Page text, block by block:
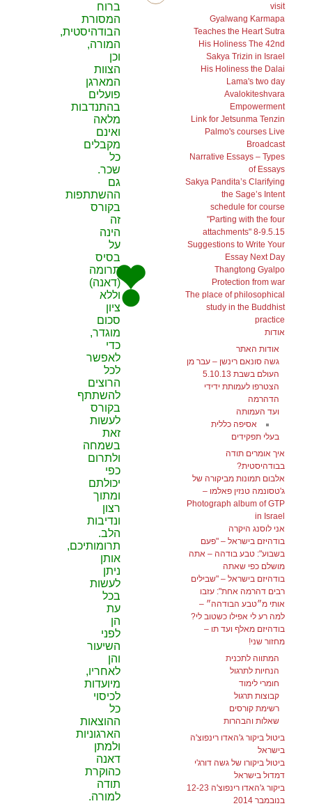
visit
Gyalwang Karmapa
Teaches the Heart Sutra
His Holiness The 42nd
Sakya Trizin in Israel
His Holiness the Dalai
Lama's two day
Avalokiteshvara
Empowerment
Link for Jetsunma Tenzin
Palmo's courses Live
Broadcast
Narrative Essays – Types
of Essays
Sakya Pandita’s Clarifying
the Sage’s Intent
schedule for course
"Parting with the four
attachments" 8-9.5.15
Suggestions to Write Your
Essay Next Day
Thangtong Gyalpo
Protection from war
The place of philosophical
study in the Buddhist
practice
אודות
אודות האתר
גשה סונאם רינשן – עבר מן
העולם בשבת 5.10.13
הצטרפו לעמותת ידידי
הדהרמה
ועד העמותה
אסיפה כללית
בעלי תפקידים
איך אומרים תודה
בבודהיסטית?
אלבום תמונות מביקורה של
ג'טסונמה טנזין פאלמו –
Photograph album of GTP
in Israel
אני לוסנג היקרה
בודהיזם בישראל – "פעם
בשבוע": טבע בודהה – אתה
מושלם כפי שאתה
בודהיזם בישראל – "שבילים
רבים דהרמה אחת": עזבו
אותי מ״טבע הבודהה״ –
למה רע לי אפילו כשטוב לי?
בודהיזם מאלף ועד תו –
מחזור שני!
המתווה לתכנית
הנחיות לתרגול
חומרי לימוד
קבוצות תרגול
רשימת קורסים
שאלות והבהרות
ביטול ביקור ג'האדו רינפוצ'ה
בישראל
ביטול ביקורו של גשה דורג'י
דמדול בישראל
ביקור ג'האדו רינפוצ'ה 12-23
בנובמבר 2014
ברוח
המסורת
הבודהיסטית,
המורה,
וכן
הצוות
המארגן
פועלים
בהתנדבות
מלאה
ואינם
מקבלים
כל
שכר.
גם
ההשתתפות
בקורס
זה
הינה
על
בסיס
תרומה
(דאנה)
וללא
ציון
סכום
מוגדר,
כדי
לאפשר
לכל
הרוצים
להשתתף
בקורס
לעשות
זאת
בשמחה
ולתרום
כפי
יכולתם
ומתוך
רצון
ונדיבות
הלב.
תרומותיכם,
אותן
ניתן
לעשות
בכל
עת
הן
לפני
השיעור
והן
לאחריו,
מיועדות
לכיסוי
כל
ההוצאות
הארגוניות
ולמתן
דאנה
כהוקרת
תודה
למורה.